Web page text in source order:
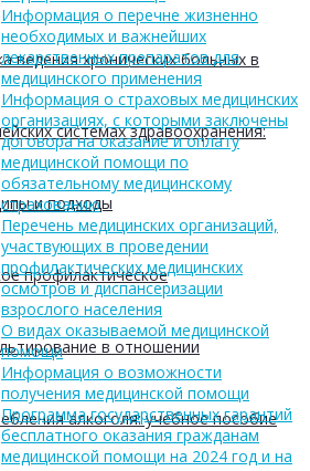
ведения хронических больных в
системах здравоохранения:
и подходы
профилактическое
в отношении
алкоголя: учебное пособие
Информация о перечне жизненно
необходимых и важнейших
лекарственных препаратов для
медицинского применения
Информация о страховых медицинских
организациях, с которыми заключены
договора на оказание и оплату
медицинской помощи по
обязательному медицинскому
страхованию
Перечень медицинских организаций,
участвующих в проведении
профилактических медицинских
осмотров и диспансеризации
взрослого населения
О видах оказываемой медицинской
помощи
Информация о возможности
получения медицинской помощи
Программа государственных гарантий
бесплатного оказания гражданам
медицинской помощи на 2024 год и на